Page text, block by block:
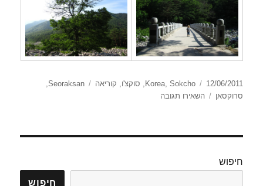
פורסם
בתאריך
12/06/2011 קטגוריות Korea, Sokcho
, סוקצ'ו, קוריאה תגיות
Seoraksan
,
סרוקסאן
השאירו תגובה
חיפוש
חיפוש